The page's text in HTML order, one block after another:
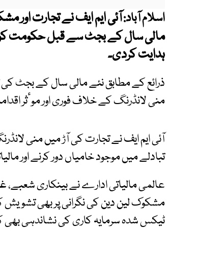
اسلام آباد:آئی ایم ایف نے تجارت اور
مالی سال کے بجٹ سے قبل حکومت
ہدایت کردی۔
ذرائع کے مطابق نئے مالی سال کے بجٹ کی
منی لانڈرنگ کے خلاف فوری اور موٴثر
آئی ایم ایف نے تجارت کی آڑ میں منی
تبادلے میں موجود خامیاں دور کرنے اور
عالمی مالیاتی ادارے نے بینکاری شعبے،
مشکوک لین دین کی نگرانی پر بھی تشویش
ٹیکس شدہ سرمایہ کاری کی نشاندہی